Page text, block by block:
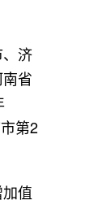
济
省
第2
值